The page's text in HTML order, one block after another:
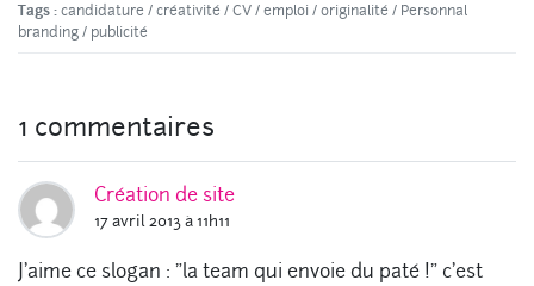
Tags : candidature /créativité /CV/emploi /originalité / Personnal
branding/ publicité
1 commentaires
Création de site
17 avril 2013 à 11h11
J'aime ce slogan : "la team qui envoie du paté !" c'est